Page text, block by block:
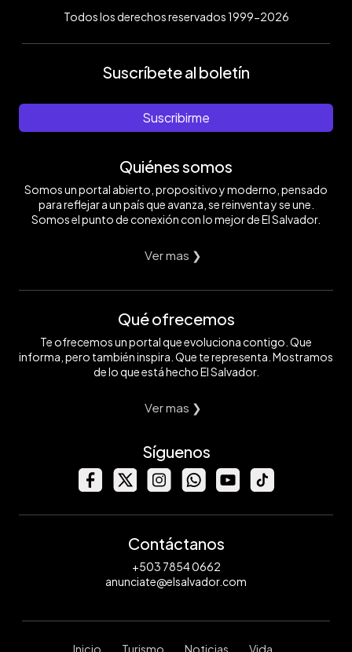
Todos los derechos reservados 1999-2026
Suscríbete al boletín
Suscribirme
Quiénes somos
Somos un portal abierto, propositivo y moderno, pensado
para reflejar a un país que avanza, se reinventa y se une.
Somos el punto de conexión con lo mejor de El Salvador.
Ver mas ❯
Qué ofrecemos
Te ofrecemos un portal que evoluciona contigo. Que
informa, pero también inspira. Que te representa. Mostramos
de lo que está hecho El Salvador.
Ver mas ❯
Síguenos
Contáctanos
+503 7854 0662
anunciate@elsalvador.com
Inicio Turismo Noticias Vida